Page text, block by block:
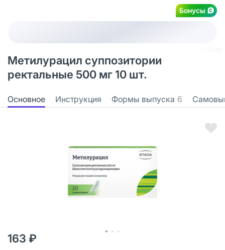
Бонусы
Метилурацил суппозитории
ректальные 500 мг 10 шт.
Основное Инструкция Формы выпуска 6
163 ₽